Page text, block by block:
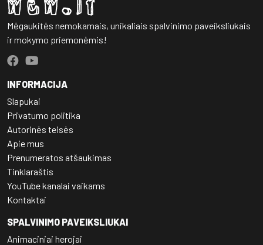
Mėgaukitės nemokamais, unikaliais spalvinimo paveiksliukais
ir mokymo priemonėmis!
INFORMACIJA
Slapukai
Privatumo politika
Autorinės teisės
Apie mus
Prenumeratos atšaukimas
Tinklaraštis
YouTube kanalai vaikams
Kontaktai
SPALVINIMO PAVEIKSLIUKAI
Animaciniai herojai